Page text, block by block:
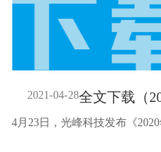
全文下载（
2021-04-28
4月23日，光峰科技发布《